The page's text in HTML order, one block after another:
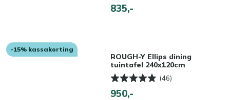
835,-
-15% kassakorting
ROUGH-Y Ellips dining
tuintafel 240x120cm
(46)
950,-